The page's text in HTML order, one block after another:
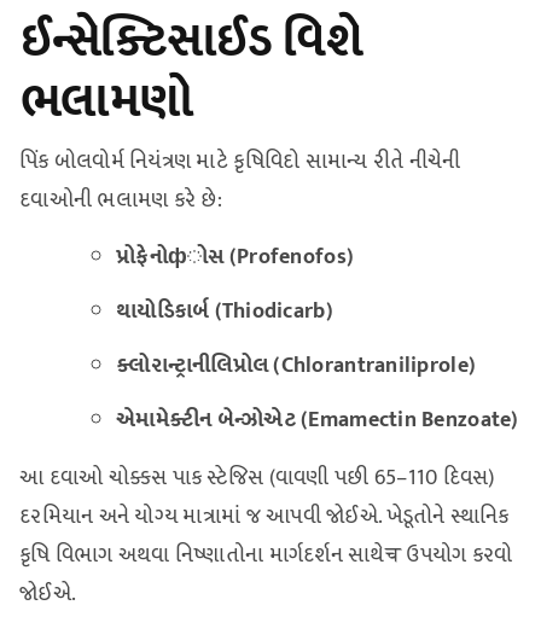
ઈન્સેક્ટિસાઈડ વિશે
ભલામણો
પિંક બોલવોર્મ નિયંત્રણ માટે કૃષિવિદો સામાન્ય રીતે નીચેની
દવાઓની ભલામણ કરે છે:
પ્રોફેનોфોસ (Profenofos)
થાયોડિકાર્બ (Thiodicarb)
ક્લોરાન્ટ્રાનીલિપ્રોલ (Chlorantraniliprole)
એમામેક્ટીન બેન્ઝોએટ (Emamectin Benzoate)
આ દવાઓ ચોક્કસ પાક સ્ટેજિસ (વાવણી પછી 65–110 દિવસ)
દરમિયાન અને યોગ્ય માત્રામાં જ આપવી જોઈએ. ખેડૂતોને સ્થાનિક
કૃષિ વિભાગ અથવા નિષ્ણાતોના માર્ગદર્શન સાથેच ઉપયોગ કરવો
જોઈએ.